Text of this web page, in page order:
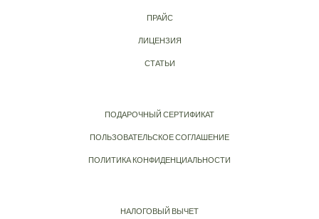
ПРАЙС
ЛИЦЕНЗИЯ
СТАТЬИ
ПОДАРОЧНЫЙ СЕРТИФИКАТ
ПОЛЬЗОВАТЕЛЬСКОЕ СОГЛАШЕНИЕ
ПОЛИТИКА КОНФИДЕНЦИАЛЬНОСТИ
НАЛОГОВЫЙ ВЫЧЕТ